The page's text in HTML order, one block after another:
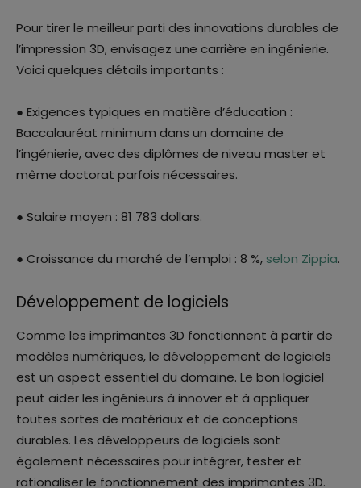
Pour tirer le meilleur parti des innovations durables de
l’impression 3D, envisagez une carrière en ingénierie.
Voici quelques détails importants :
● Exigences typiques en matière d’éducation :
Baccalauréat minimum dans un domaine de
l’ingénierie, avec des diplômes de niveau master et
même doctorat parfois nécessaires.
● Salaire moyen : 81 783 dollars.
● Croissance du marché de l’emploi : 8 %, selon Zippia.
Développement de logiciels
Comme les imprimantes 3D fonctionnent à partir de
modèles numériques, le développement de logiciels
est un aspect essentiel du domaine. Le bon logiciel
peut aider les ingénieurs à innover et à appliquer
toutes sortes de matériaux et de conceptions
durables. Les développeurs de logiciels sont
également nécessaires pour intégrer, tester et
rationaliser le fonctionnement des imprimantes 3D.